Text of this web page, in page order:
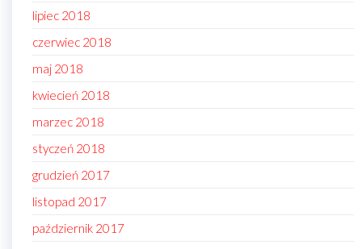
lipiec 2018
czerwiec 2018
maj 2018
kwiecień 2018
marzec 2018
styczeń 2018
grudzień 2017
listopad 2017
październik 2017